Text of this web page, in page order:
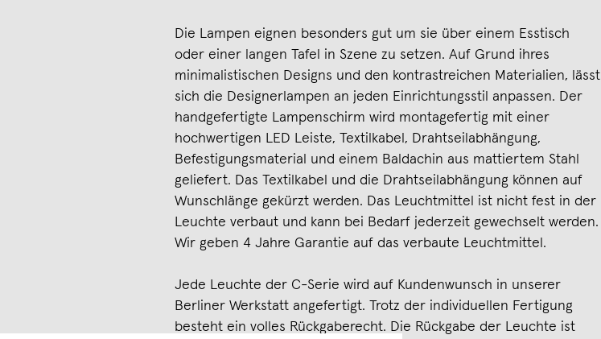
Die Lampen eignen besonders gut um sie über einem Esstisch
oder einer langen Tafel in Szene zu setzen. Auf Grund ihres
minimalistischen Designs und den kontrastreichen Materialien, lässt
sich die Designerlampen an jeden Einrichtungsstil anpassen. Der
handgefertigte Lampenschirm wird montagefertig mit einer
hochwertigen LED Leiste, Textilkabel, Drahtseilabhängung,
Befestigungsmaterial und einem Baldachin aus mattiertem Stahl
geliefert. Das Textilkabel und die Drahtseilabhängung können auf
Wunschlänge gekürzt werden. Das Leuchtmittel ist nicht fest in der
Leuchte verbaut und kann bei Bedarf jederzeit gewechselt werden.
Wir geben 4 Jahre Garantie auf das verbaute Leuchtmittel.
Jede Leuchte der C-Serie wird auf Kundenwunsch in unserer
Berliner Werkstatt angefertigt. Trotz der individuellen Fertigung
besteht ein volles Rückgaberecht. Die Rückgabe der Leuchte ist